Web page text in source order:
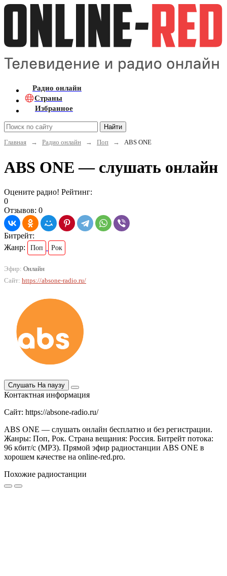
Радио онлайн
Страны
Избранное
Найти
Главная
→ Радио онлайн → Поп → ABS ONE
ABS ONE — слушать онлайн
Оцените радио! Рейтинг:
0
Отзывов: 0
Битрейт:
Жанр:
Поп Рок
Эфир: Онлайн
Сайт: https://absone-radio.ru/
Слушать На паузу
Контактная информация
Сайт: https://absone-radio.ru/
ABS ONE — слушать онлайн бесплатно и без регистрации.
Жанры: Поп, Рок. Страна вещания: Россия. Битрейт потока:
96 кбит/с (MP3). Прямой эфир радиостанции ABS ONE в
хорошем качестве на online-red.pro.
Похожие радиостанции